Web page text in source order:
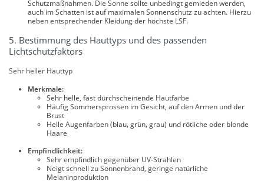
Schutzmaßnahmen. Die Sonne sollte unbedingt gemieden werden,
auch im Schatten ist auf maximalen Sonnenschutz zu achten. Hierzu
neben entsprechender Kleidung der höchste LSF.
5. Bestimmung des Hauttyps und des passenden
Lichtschutzfaktors
Sehr heller Hauttyp
Merkmale:
Sehr helle, fast durchscheinende Hautfarbe
Häufig Sommersprossen im Gesicht, auf den Armen und der
Brust
Helle Augenfarben (blau, grün, grau) und rötliche oder blonde
Haare
Empfindlichkeit:
Sehr empfindlich gegenüber UV-Strahlen
Neigt schnell zu Sonnenbrand, geringe natürliche
Melaninproduktion